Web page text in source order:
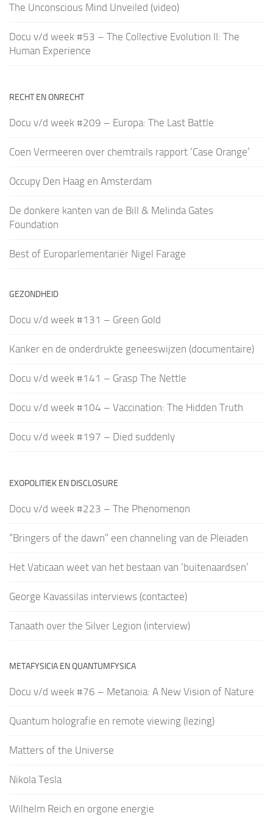
The Unconscious Mind Unveiled (video)
Docu v/d week #53 – The Collective Evolution II: The
Human Experience
RECHT EN ONRECHT
Docu v/d week #209 – Europa: The Last Battle
Coen Vermeeren over chemtrails rapport ‘Case Orange’
Occupy Den Haag en Amsterdam
De donkere kanten van de Bill & Melinda Gates
Foundation
Best of Europarlementariër Nigel Farage
GEZONDHEID
Docu v/d week #131 – Green Gold
Kanker en de onderdrukte geneeswijzen (documentaire)
Docu v/d week #141 – Grasp The Nettle
Docu v/d week #104 – Vaccination: The Hidden Truth
Docu v/d week #197 – Died suddenly
EXOPOLITIEK EN DISCLOSURE
Docu v/d week #223 – The Phenomenon
“Bringers of the dawn” een channeling van de Pleiaden
Het Vaticaan weet van het bestaan van ‘buitenaardsen’
George Kavassilas interviews (contactee)
Tanaath over the Silver Legion (interview)
METAFYSICIA EN QUANTUMFYSICA
Docu v/d week #76 – Metanoia: A New Vision of Nature
Quantum holografie en remote viewing (lezing)
Matters of the Universe
Nikola Tesla
Wilhelm Reich en orgone energie